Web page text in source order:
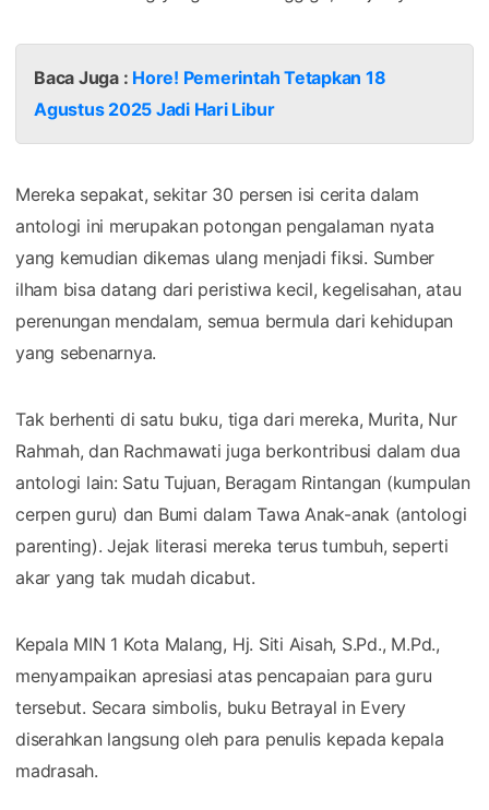
Baca Juga : Hore! Pemerintah Tetapkan 18
Agustus 2025 Jadi Hari Libur
Mereka sepakat, sekitar 30 persen isi cerita dalam
antologi ini merupakan potongan pengalaman nyata
yang kemudian dikemas ulang menjadi fiksi. Sumber
ilham bisa datang dari peristiwa kecil, kegelisahan, atau
perenungan mendalam, semua bermula dari kehidupan
yang sebenarnya.
Tak berhenti di satu buku, tiga dari mereka, Murita, Nur
Rahmah, dan Rachmawati juga berkontribusi dalam dua
antologi lain: Satu Tujuan, Beragam Rintangan (kumpulan
cerpen guru) dan Bumi dalam Tawa Anak-anak (antologi
parenting). Jejak literasi mereka terus tumbuh, seperti
akar yang tak mudah dicabut.
Kepala MIN 1 Kota Malang, Hj. Siti Aisah, S.Pd., M.Pd.,
menyampaikan apresiasi atas pencapaian para guru
tersebut. Secara simbolis, buku Betrayal in Every
diserahkan langsung oleh para penulis kepada kepala
madrasah.